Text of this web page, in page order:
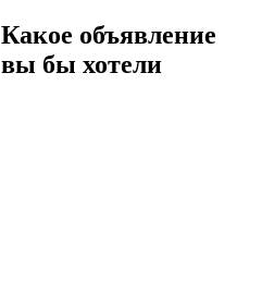
Какое объявление
вы бы хотели